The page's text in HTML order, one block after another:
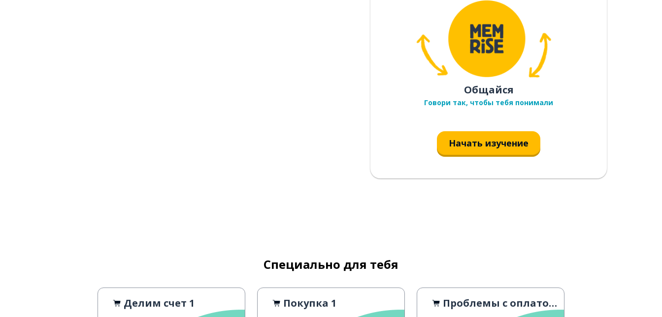
Общайся
Говори так, чтобы тебя понимали
Начать изучение
Специально для тебя
Делим счет 1 Покупка 1 Проблемы с оплатой в Германии